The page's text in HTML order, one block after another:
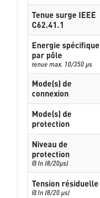
Tenue surge IEEE
C62.41.1
Energie spécifique
par pôle
tenue max. 10/350 µs
Mode(s) de
connexion
Mode(s) de
protection
Niveau de
protection
@ In (8/20µs)
Tension résiduelle
@ In (8/20 µs)